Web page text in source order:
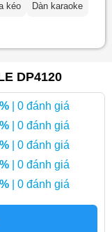
kéo
Dàn karaoke
DP4120
| 0 đánh giá
| 0 đánh giá
| 0 đánh giá
| 0 đánh giá
| 0 đánh giá